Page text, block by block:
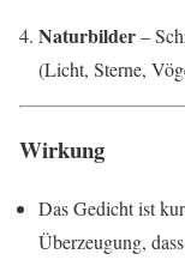
Naturbilder–
(Licht, Sterne,
Wirkung
Das Gedicht ist
Überzeugung,